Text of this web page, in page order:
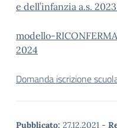
e dell’infanzia a.s.
modello-
2024
Domanda iscrizione
Pubblicato: 27.12.2021 -